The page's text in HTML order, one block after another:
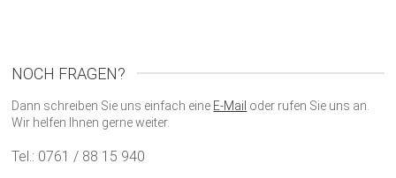
NOCH FRAGEN?
Dann schreiben Sie uns einfach eine E-Mail oder rufen Sie uns an.
Wir helfen Ihnen gerne weiter.
Tel.: 0761 / 88 15 940